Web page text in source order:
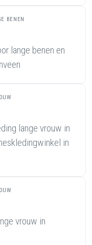
BENEN
lange benen en
lange vrouw in
in
vrouw in